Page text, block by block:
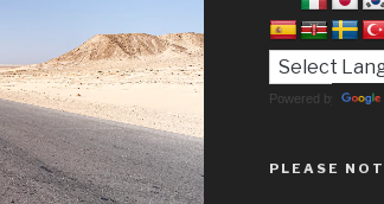
Powered by
PLEASE